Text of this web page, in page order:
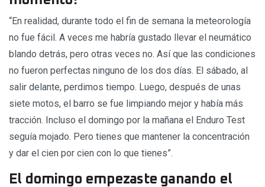
“En realidad, durante todo el fin de semana la meteorología
no fue fácil. A veces me habría gustado llevar el neumático
blando detrás, pero otras veces no. Así que las condiciones
no fueron perfectas ninguno de los dos días. El sábado, al
salir delante, perdimos tiempo. Luego, después de unas
siete motos, el barro se fue limpiando mejor y había más
tracción. Incluso el domingo por la mañana el Enduro Test
seguía mojado. Pero tienes que mantener la concentración
y dar el cien por cien con lo que tienes”.
El domingo empezaste ganando el